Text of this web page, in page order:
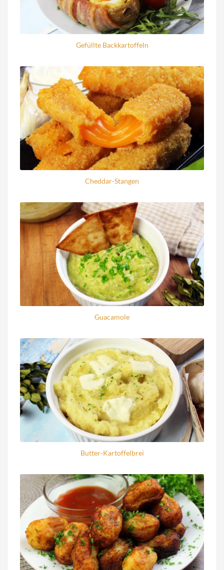
Gefüllte Backkartoffeln
Cheddar-Stangen
Guacamole
Butter-Kartoffelbrei